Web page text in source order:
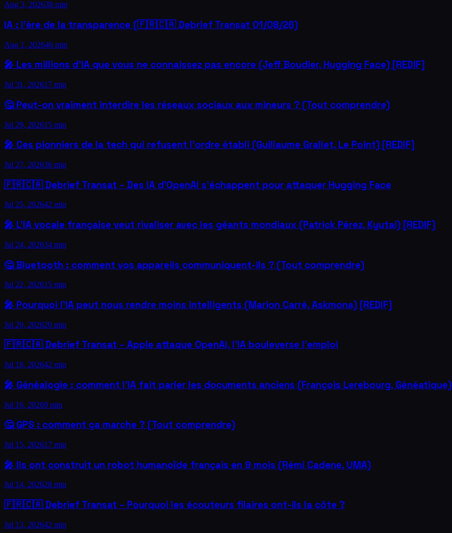
Aug 3, 202638 min
IA : l'ère de la transparence (🇫🇷🇨🇦 Debrief Transat 01/08/26)
Aug 1, 202646 min
🎤 Les millions d’IA que vous ne connaissez pas encore (Jeff Boudier, Hugging Face) [REDIF]
Jul 31, 202617 min
🤔 Peut-on vraiment interdire les réseaux sociaux aux mineurs ? (Tout comprendre)
Jul 29, 202615 min
🎤 Ces pionniers de la tech qui refusent l'ordre établi (Guillaume Grallet, Le Point) [REDIF]
Jul 27, 202636 min
🇫🇷🇨🇦 Debrief Transat – Des IA d'OpenAI s'échappent pour attaquer Hugging Face
Jul 25, 202642 min
🎤 L’IA vocale française veut rivaliser avec les géants mondiaux (Patrick Pérez, Kyutai) [REDIF]
Jul 24, 202634 min
🤔 Bluetooth : comment vos appareils communiquent-ils ? (Tout comprendre)
Jul 22, 202615 min
🎤 Pourquoi l'IA peut nous rendre moins intelligents (Marion Carré, Askmona) [REDIF]
Jul 20, 202620 min
🇫🇷🇨🇦 Debrief Transat – Apple attaque OpenAI, l’IA bouleverse l’emploi
Jul 18, 202642 min
🎤 Généalogie : comment l'IA fait parler les documents anciens (François Lerebourg, Généatique)
Jul 16, 20269 min
🤔 GPS : comment ça marche ? (Tout comprendre)
Jul 15, 202617 min
🎤 Ils ont construit un robot humanoïde français en 9 mois (Rémi Cadene, UMA)
Jul 14, 202628 min
🇫🇷🇨🇦 Debrief Transat – Pourquoi les écouteurs filaires ont-ils la côte ?
Jul 13, 202642 min